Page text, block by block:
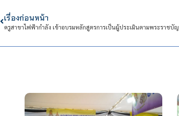
เรื่องก่อนหน้า